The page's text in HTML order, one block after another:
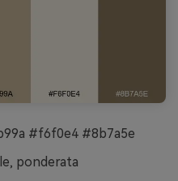
#f6f0e4 #8b7a5e
ponderata